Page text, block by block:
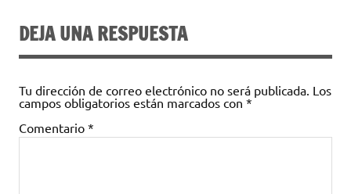
DEJA UNA RESPUESTA
Tu dirección de correo electrónico no será publicada. Los
campos obligatorios están marcados con *
Comentario *